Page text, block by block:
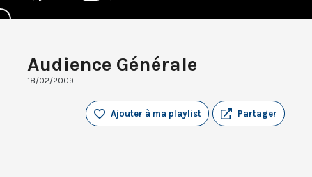
Audience Générale
18/02/2009
Partager
Ajouter à ma playlist